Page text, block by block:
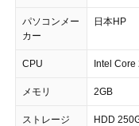
パソコンメー
カー
日本HP
CPU Intel Core
メモリ 2GB
ストレージ HDD